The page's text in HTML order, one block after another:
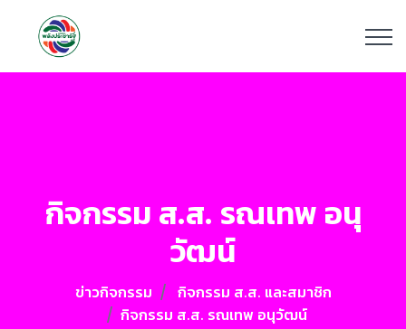
กิจกรรม ส.ส. รณเทพ อนุ
วัฒน์
ข่าวกิจกรรม
กิจกรรม ส.ส. และสมาชิก
กิจกรรม ส.ส. รณเทพ อนุวัฒน์